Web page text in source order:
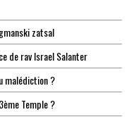
zatsal
de rav Israel Salanter
malédiction ?
Temple ?